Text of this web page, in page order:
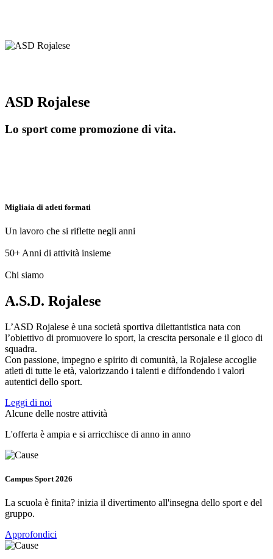
ASD Rojalese
Lo sport come promozione di vita.
Migliaia di atleti formati
Un lavoro che si riflette negli anni
50+ Anni di attività insieme
Chi siamo
A.S.D. Rojalese
L’ASD Rojalese è una società sportiva dilettantistica nata con
l’obiettivo di promuovere lo sport, la crescita personale e il gioco di
squadra.
Con passione, impegno e spirito di comunità, la Rojalese accoglie
atleti di tutte le età, valorizzando i talenti e diffondendo i valori
autentici dello sport.
Leggi di noi
Alcune delle nostre attività
L'offerta è ampia e si arricchisce di anno in anno
Campus Sport 2026
La scuola è finita? inizia il divertimento all'insegna dello sport e del
gruppo.
Approfondici